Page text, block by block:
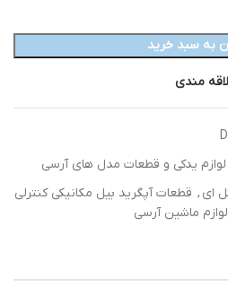
به سبد خرید
مندی
لوازم یدکی و قطعات مدل های آرسی
ای , قطعات آپگرید بیل مکانیکی کنترلی
ماشین آرسی